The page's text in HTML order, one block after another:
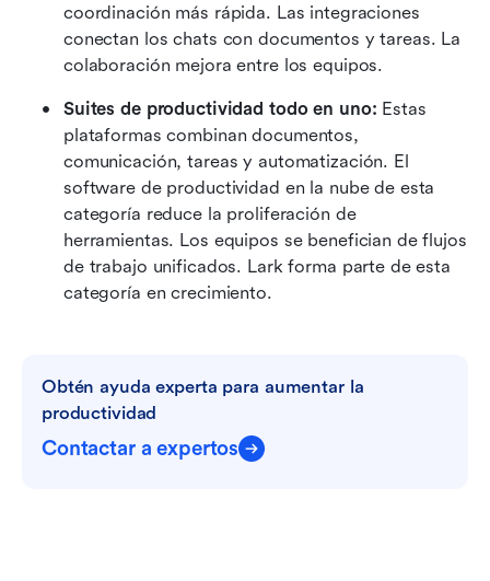
coordinación más rápida. Las integraciones
conectan los chats con documentos y tareas. La
colaboración mejora entre los equipos.
Suites de productividad todo en uno: Estas
plataformas combinan documentos,
comunicación, tareas y automatización. El
software de productividad en la nube de esta
categoría reduce la proliferación de
herramientas. Los equipos se benefician de flujos
de trabajo unificados. Lark forma parte de esta
categoría en crecimiento.
Obtén ayuda experta para aumentar la
productividad
Contactar a expertos